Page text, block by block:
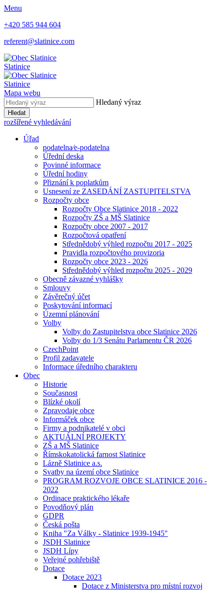
Menu
+420 585 944 604
referent@slatinice.com
Slatinice
Slatinice
Mapa webu
Hledaný výraz
Hledat
rozšířené vyhledávání
Úřad
podatelna⁄e-podatelna
Úřední deska
Povinné informace
Úřední hodiny
Přiznání k poplatkům
Usnesení ze ZASEDÁNÍ ZASTUPITELSTVA
Rozpočty obce
Rozpočty Obce Slatinice 2018 - 2022
Rozpočty ZŠ a MŠ Slatinice
Rozpočty obce 2007 - 2017
Rozpočtová opatření
Střednědobý výhled rozpočtu 2017 - 2025
Pravidla rozpočtového provizoria
Rozpočty obce 2023 - 2026
Střednědobý výhled rozpočtu 2025 - 2029
Obecně závazné vyhlášky
Smlouvy
Závěrečný účet
Poskytování informací
Územní plánování
Volby
Volby do Zastupitelstva obce Slatinice 2026
Volby do 1/3 Senátu Parlamentu ČR 2026
CzechPoint
Profil zadavatele
Informace úředního charakteru
Obec
Historie
Současnost
Blízké okolí
Zpravodaje obce
Informáček obce
Firmy a podnikatelé v obci
AKTUÁLNÍ PROJEKTY
ZŠ a MŠ Slatinice
Římskokatolická farnost Slatinice
Lázně Slatinice a.s.
Svatby na území obce Slatinice
PROGRAM ROZVOJE OBCE SLATINICE 2016 -
2022
Ordinace praktického lékaře
Povodňový plán
GDPR
Česká pošta
Kniha "Za Války - Slatinice 1939-1945"
JSDH Slatinice
JSDH Lípy
Veřejné pohřebiště
Dotace
Dotace 2023
Dotace z Ministerstva pro místní rozvoj